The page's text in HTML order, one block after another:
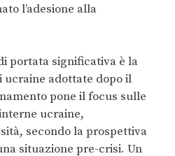
l’adesione alla
portata significativa è la
adottate dopo il
pone il focus sulle
ucraine,
secondo la prospettiva
situazione pre-crisi. Un